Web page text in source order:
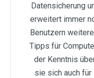
Datensicherung
erweitert immer
Benutzern
Tipps für
der Kenntnis
sie sich auch